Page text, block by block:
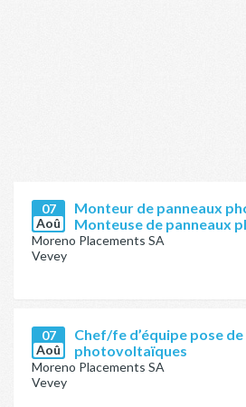
07
Aoû
Monteur de panneaux
Monteuse de panneaux
Moreno Placements SA
Vevey
07
Aoû
Chef/fe d’équipe pose
photovoltaïques
Moreno Placements SA
Vevey